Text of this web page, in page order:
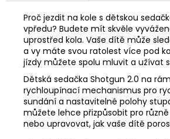
Proč jezdit na kole s dětskou
vpředu? Budete mít skvěle
uprostřed kola. Vaše dítě může
a vy máte svou ratolest více pod
jízdy můžete spolu mluvit a užívat
Dětská sedačka Shotgun 2.0 na
rychloupínací mechanismus pro
sundání a nastavitelné polohy
můžete lehce přizpůsobit pro
nebo upravovat, jak vaše dítě